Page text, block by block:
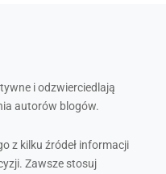
i odzwierciedlają
autorów blogów.
z kilku źródeł informacji
Zawsze stosuj